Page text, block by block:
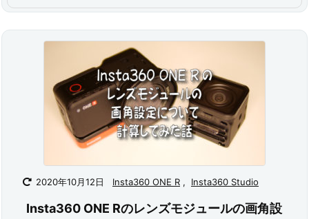
2020年10月12日 Insta360 ONE R , Insta360 Studio
Insta360 ONE Rのレンズモジュールの画角設